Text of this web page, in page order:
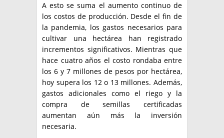
A esto se suma el aumento continuo de
los costos de producción. Desde el fin de
la pandemia, los gastos necesarios para
cultivar una hectárea han registrado
incrementos significativos. Mientras que
hace cuatro años el costo rondaba entre
los 6 y 7 millones de pesos por hectárea,
hoy supera los 12 o 13 millones. Además,
gastos adicionales como el riego y la
compra de semillas certificadas
aumentan aún más la inversión
necesaria.